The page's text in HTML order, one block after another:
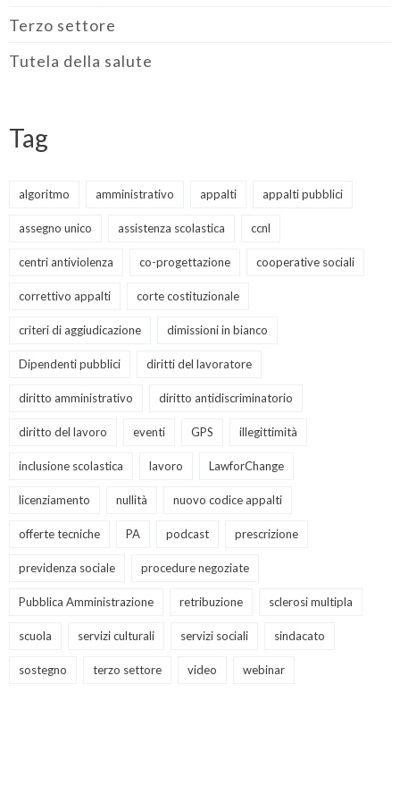
Terzo settore
Tutela della salute
Tag
algoritmo amministrativo appalti appalti pubblici
assegno unico assistenza scolastica ccnl
centri antiviolenza co-progettazione cooperative sociali
correttivo appalti corte costituzionale
criteri di aggiudicazione dimissioni in bianco
Dipendenti pubblici diritti del lavoratore
diritto amministrativo diritto antidiscriminatorio
diritto del lavoro eventi GPS illegittimità
inclusione scolastica lavoro LawforChange
licenziamento nullità nuovo codice appalti
offerte tecniche PA podcast prescrizione
previdenza sociale procedure negoziate
Pubblica Amministrazione retribuzione sclerosi multipla
scuola servizi culturali servizi sociali sindacato
sostegno terzo settore video webinar